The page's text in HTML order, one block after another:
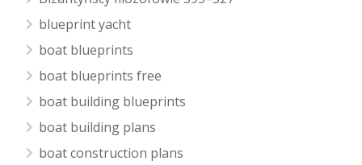
blueprint yacht
boat blueprints
boat blueprints free
boat building blueprints
boat building plans
boat construction plans